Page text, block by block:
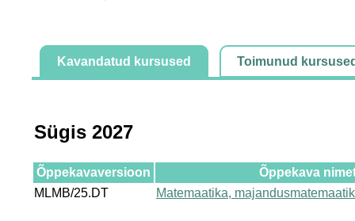
Kavandatud kursused Toimunud
Sügis 2027
Õppekavaversioon
Õppekava
MLMB/25.DT
Matemaatika,